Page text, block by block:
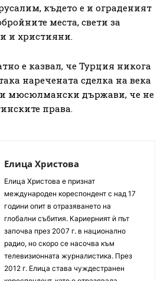
където е и ограденият
места, свети за
и християни.
е казвал, че Турция никога
наречената сделка на века
мюсюлмански държави, че не
права.
Елица Христова
Елица Христова е признат
международен кореспондент с над 17
години опит в отразяването на
глобални събития. Кариерният ѝ път
започва през 2007 г. в национално
радио, но скоро се насочва към
телевизионната журналистика. През
2012 г. Елица става чуждестранен